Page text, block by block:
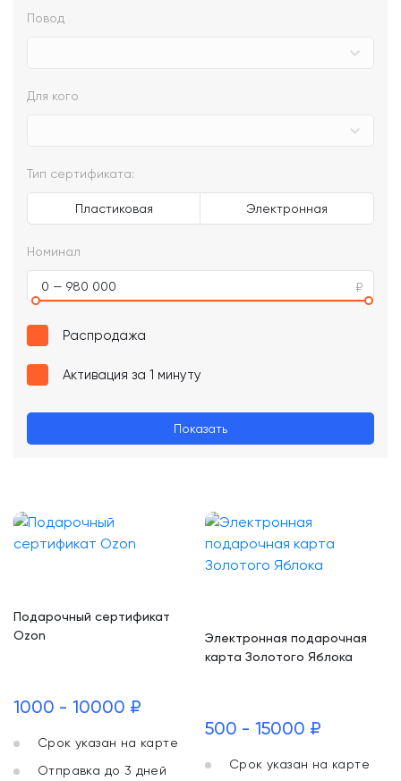
Повод
Для кого
Тип сертификата:
Пластиковая Электронная
Номинал
0 — 980 000
Распродажа
Активация за 1 минуту
Показать
Подарочный сертификат
Ozon
1000 - 10000 ₽
Срок указан на карте
Отправка до 3 дней
Электронная подарочная
карта Золотого Яблока
500 - 15000 ₽
Срок указан на карте